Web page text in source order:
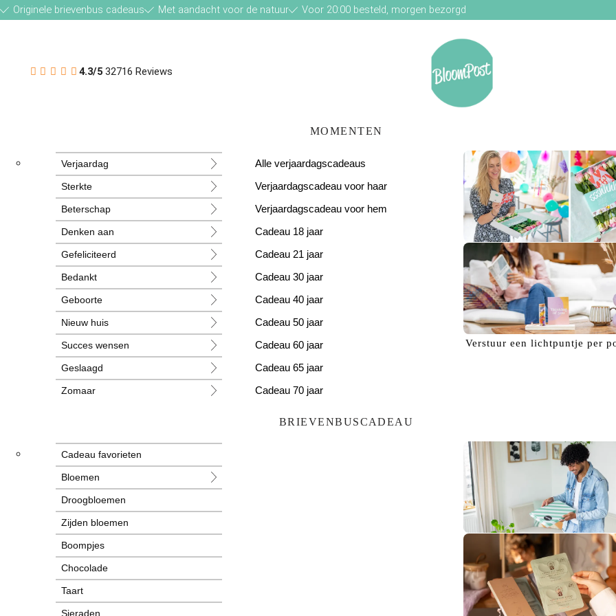
Originele brievenbus cadeaus Met aandacht voor de natuur Voor 20:00 besteld, morgen bezorgd
4.3/5 32716 Reviews
MOMENTEN
Verjaardag
Sterkte
Beterschap
Denken aan
Gefeliciteerd
Bedankt
Geboorte
Nieuw huis
Succes wensen
Geslaagd
Zomaar
Liefde
Condoleance
Zwangerschap
Liefs
Trots
Pensioen
Alle verjaardagscadeaus
Verjaardagscadeau voor haar
Verjaardagscadeau voor hem
Cadeau 18 jaar
Cadeau 21 jaar
Cadeau 30 jaar
Cadeau 40 jaar
Cadeau 50 jaar
Cadeau 60 jaar
Cadeau 65 jaar
Cadeau 70 jaar
De perfecte
Verstuur eenlichtpuntje per
BRIEVENBUSCADEAU
Cadeau favorieten
Bloemen
Droogbloemen
Zijden bloemen
Boompjes
Chocolade
Taart
Sieraden
Bezorg eenglimlach!